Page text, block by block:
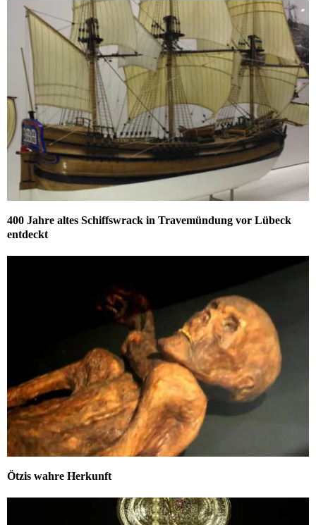
400 Jahre altes Schiffswrack in Travemündung vor Lübeck
entdeckt
Ötzis wahre Herkunft